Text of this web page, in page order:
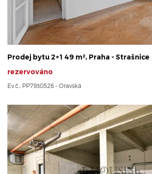
Prodej bytu 2+1 49 m², Praha - Strašnice
rezervováno
Ev.č.: PP7930526 - Oravská